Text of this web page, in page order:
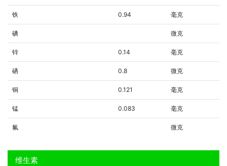
铁 0.94 毫克
碘 微克
锌 0.14 毫克
硒 0.8 微克
铜 0.121 毫克
锰 0.083 毫克
氟 微克
维生素